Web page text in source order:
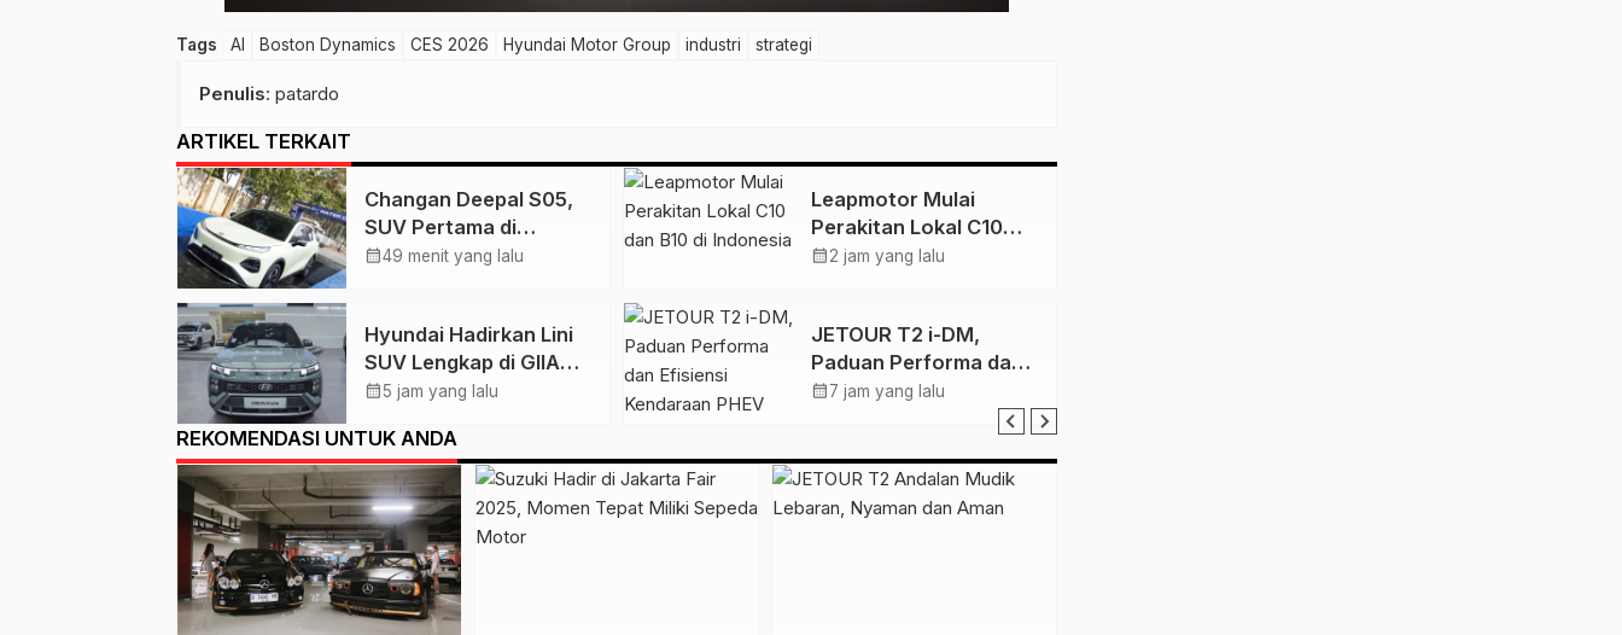
Tags AI Boston Dynamics CES 2026 Hyundai Motor Group industri strategi
Penulis: patardo
ARTIKEL TERKAIT
Changan Deepal S05,
SUV Pertama di
Indonesia dengan
calendar_month49 menit yang lalu
Leapmotor Mulai
Perakitan Lokal C10
dan B10 di Indonesia
calendar_month2 jam yang lalu
Hyundai Hadirkan Lini
SUV Lengkap di GIIAS
2026, dari CRETA
calendar_month5 jam yang lalu
JETOUR T2 i-DM,
Paduan Performa dan
Efisiensi Kendaraan
calendar_month7 jam yang lalu
REKOMENDASI UNTUK ANDA